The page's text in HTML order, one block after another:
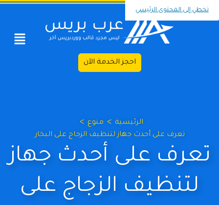
تخطي إلى المحتوى الرئيسي
احجز الخدمة الآن
الرئيسية > منوع >
تعرف على أحدث جهاز لتنظيف الزجاج على البخار
تعرف على أحدث جهاز
لتنظيف الزجاج على